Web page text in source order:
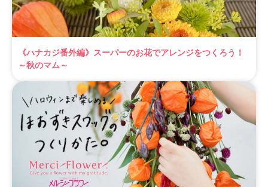
《ハナカジ番外編》スーパーのお花でアレンジをつくろう！
～秋のマム～